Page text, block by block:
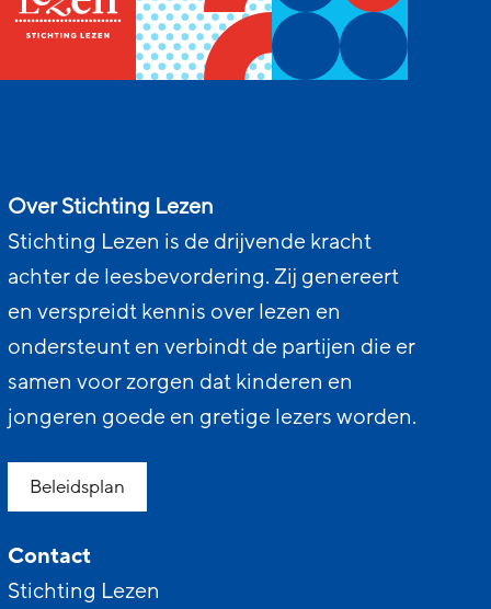
Over Stichting Lezen
Stichting Lezen is de drijvende kracht
achter de leesbevordering. Zij genereert
en verspreidt kennis over lezen en
ondersteunt en verbindt de partijen die er
samen voor zorgen dat kinderen en
jongeren goede en gretige lezers worden.
Beleidsplan
Contact
Stichting Lezen